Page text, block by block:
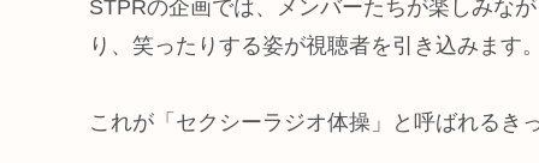
STPRの企画では、メンバーたちが楽しみな
り、笑ったりする姿が視聴者を引き込みます
これが「セクシーラジオ体操」と呼ばれるき